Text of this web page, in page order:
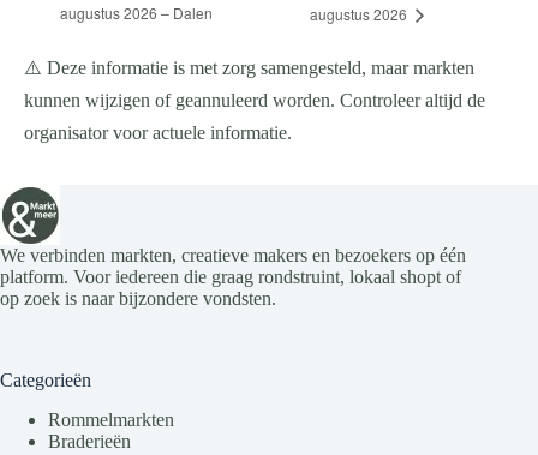
augustus 2026 – Dalen
augustus 2026
⚠️ Deze informatie is met zorg samengesteld, maar markten
kunnen wijzigen of geannuleerd worden. Controleer altijd de
organisator voor actuele informatie.
We verbinden markten, creatieve makers en bezoekers op één
platform. Voor iedereen die graag rondstruint, lokaal shopt of
op zoek is naar bijzondere vondsten.
Categorieën
Rommelmarkten
Braderieën